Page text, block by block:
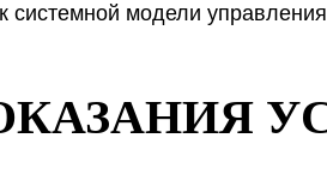
модели